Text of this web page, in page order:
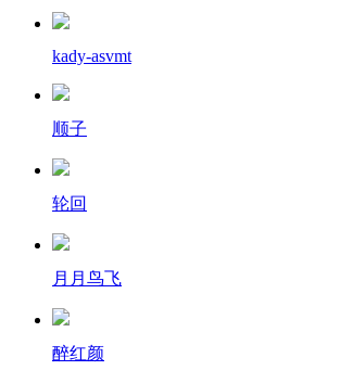
kady-asvmt
顺子
轮回
月月鸟飞
醉红颜